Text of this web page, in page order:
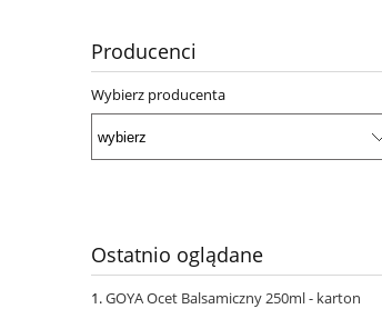
Producenci
Wybierz producenta
Ostatnio oglądane
GOYA Ocet Balsamiczny 250ml - karton